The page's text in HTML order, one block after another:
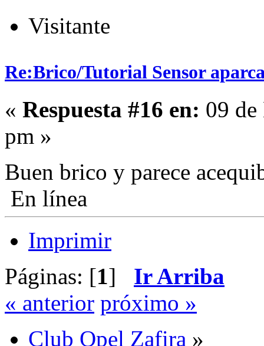
Visitante
Re:Brico/Tutorial Sensor
« Respuesta #16 en: 09
pm »
Buen brico y parece
En línea
Imprimir
Páginas: [1] Ir Arriba
« anterior próximo »
Club Opel Zafira »